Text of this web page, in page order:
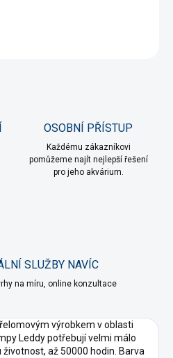
OSOBNÍ PŘÍSTUP
Každému zákazníkovi
pomůžeme najít nejlepší řešení
pro jeho akvárium.
SLUŽBY NAVÍC
na míru, online konzultace
výrobkem v oblasti
Leddy potřebují velmi málo
až 50000 hodin. Barva